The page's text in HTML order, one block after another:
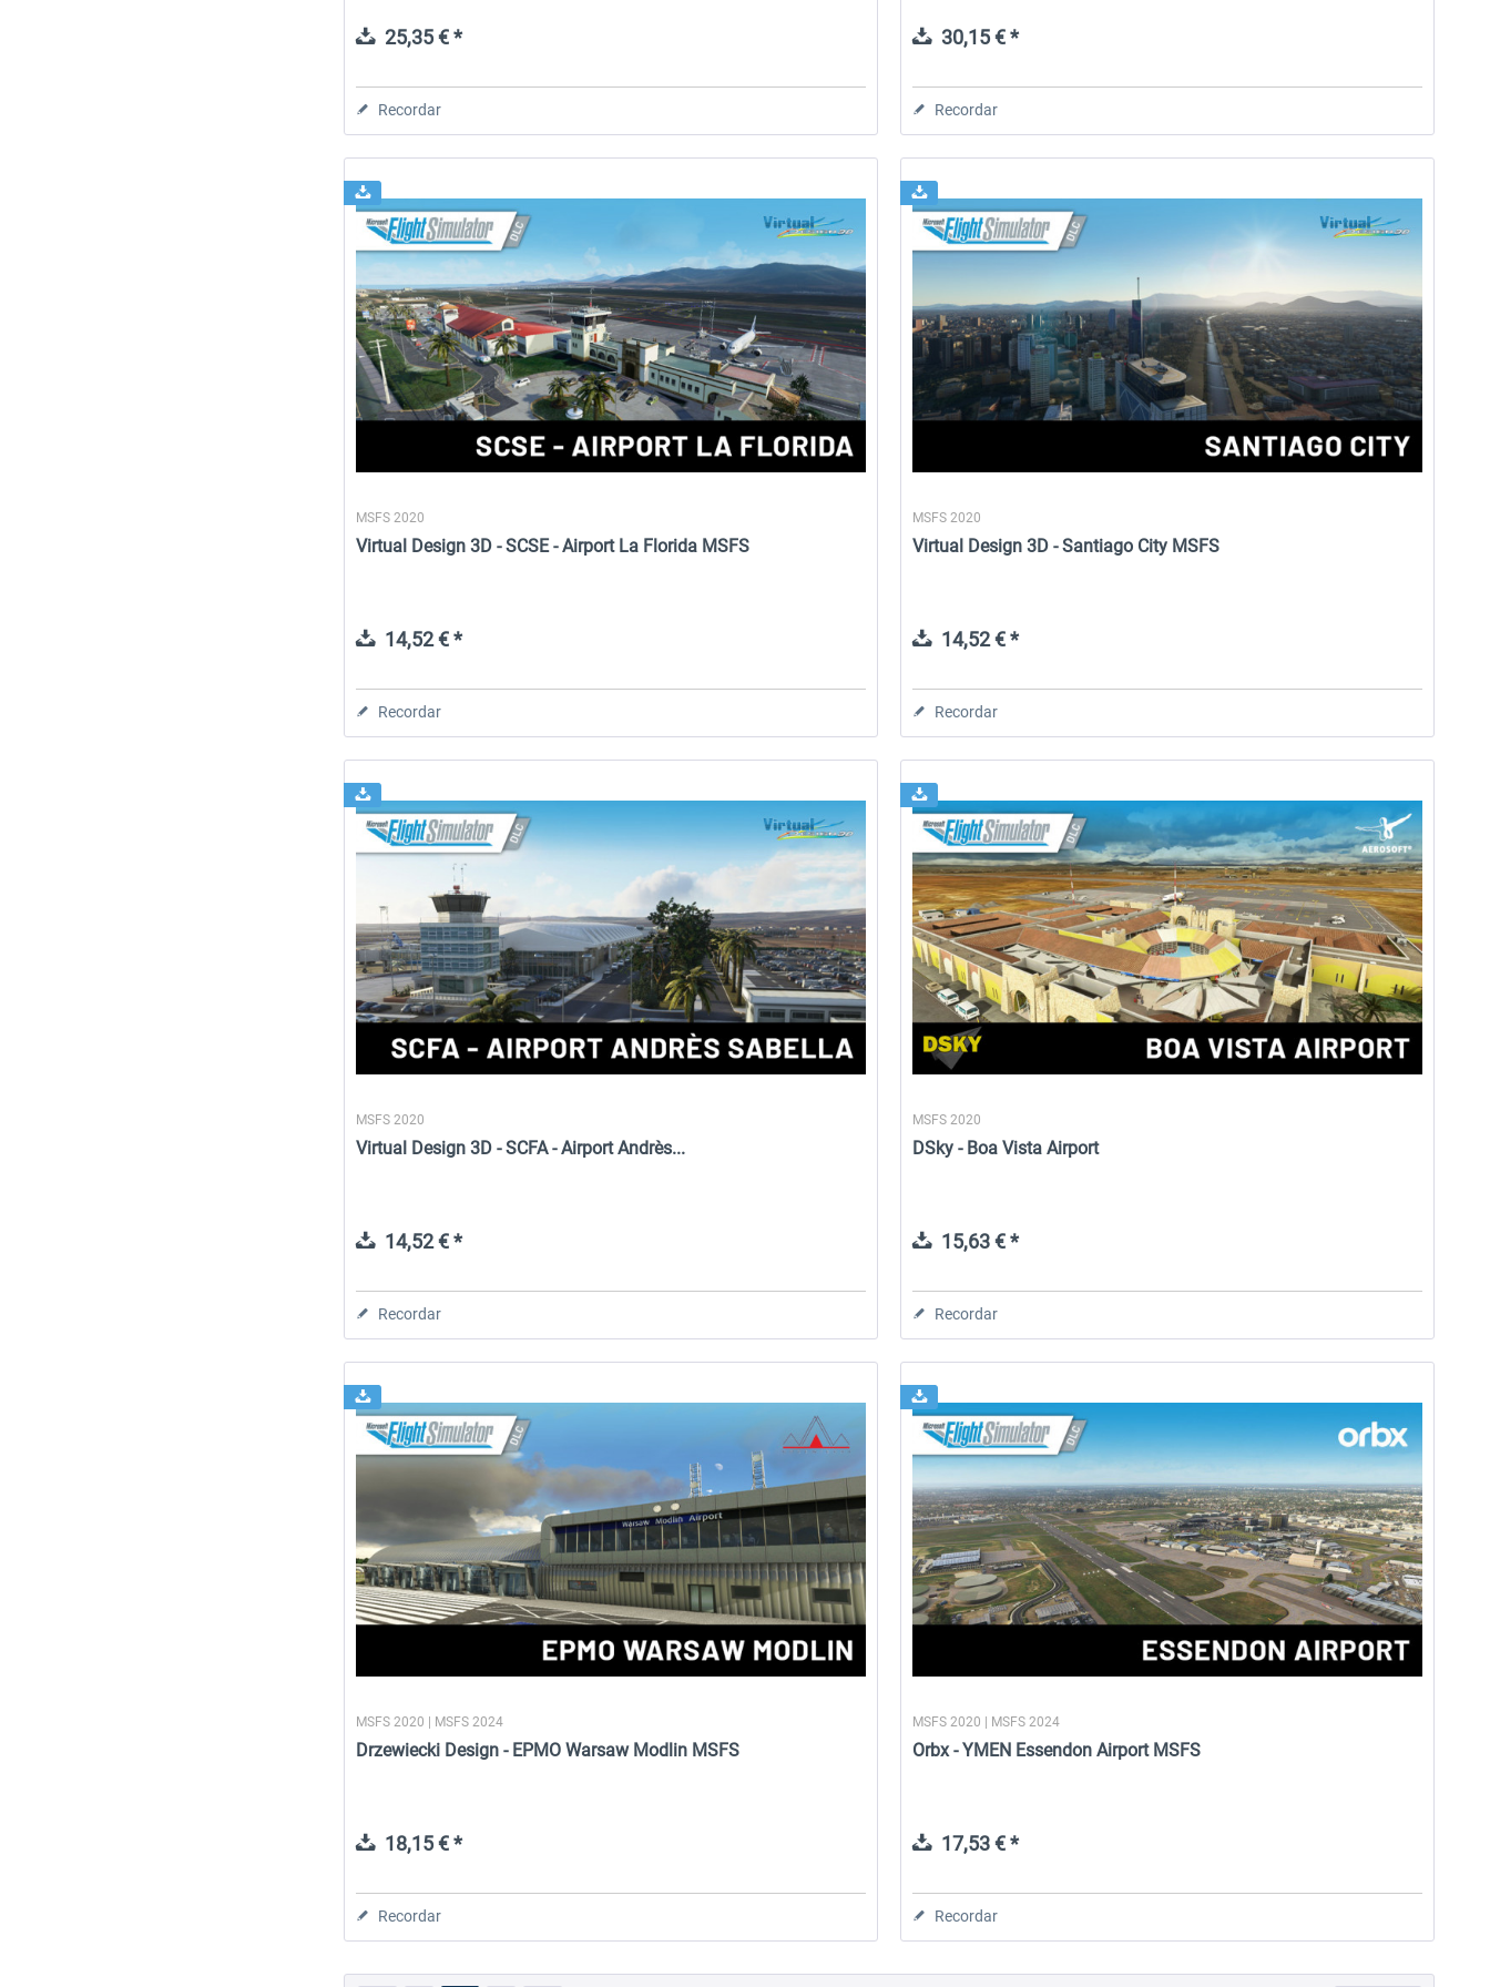
25,35 € *
Recordar
30,15 € *
Recordar
MSFS 2020
Virtual Design 3D - SCSE - Airport La Florida MSFS
14,52 € *
Recordar
MSFS 2020
Virtual Design 3D - Santiago City MSFS
14,52 € *
Recordar
MSFS 2020
Virtual Design 3D - SCFA - Airport Andrès...
14,52 € *
Recordar
MSFS 2020
DSky - Boa Vista Airport
15,63 € *
Recordar
MSFS 2020 | MSFS 2024
Drzewiecki Design - EPMO Warsaw Modlin MSFS
18,15 € *
Recordar
MSFS 2020 | MSFS 2024
Orbx - YMEN Essendon Airport MSFS
17,53 € *
Recordar